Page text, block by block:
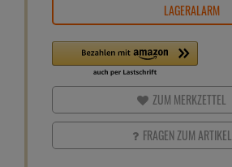
LAGERALARM
ZUM MERKZETTEL
FRAGEN ZUM ARTIKEL